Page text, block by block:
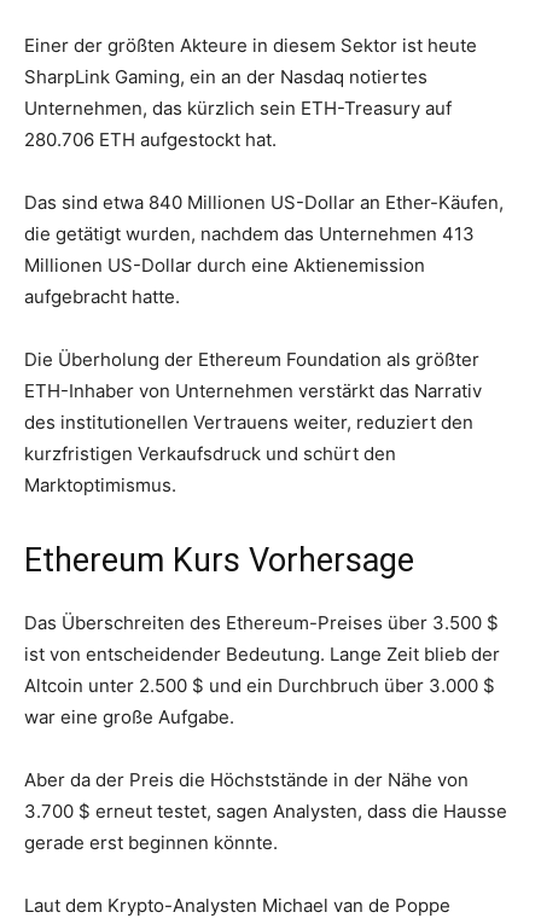
Einer der größten Akteure in diesem Sektor ist heute
SharpLink Gaming, ein an der Nasdaq notiertes
Unternehmen, das kürzlich sein ETH-Treasury auf
280.706 ETH aufgestockt hat.
Das sind etwa 840 Millionen US-Dollar an Ether-Käufen,
die getätigt wurden, nachdem das Unternehmen 413
Millionen US-Dollar durch eine Aktienemission
aufgebracht hatte.
Die Überholung der Ethereum Foundation als größter
ETH-Inhaber von Unternehmen verstärkt das Narrativ
des institutionellen Vertrauens weiter, reduziert den
kurzfristigen Verkaufsdruck und schürt den
Marktoptimismus.
Ethereum Kurs Vorhersage
Das Überschreiten des Ethereum-Preises über 3.500 $
ist von entscheidender Bedeutung. Lange Zeit blieb der
Altcoin unter 2.500 $ und ein Durchbruch über 3.000 $
war eine große Aufgabe.
Aber da der Preis die Höchststände in der Nähe von
3.700 $ erneut testet, sagen Analysten, dass die Hausse
gerade erst beginnen könnte.
Laut dem Krypto-Analysten Michael van de Poppe